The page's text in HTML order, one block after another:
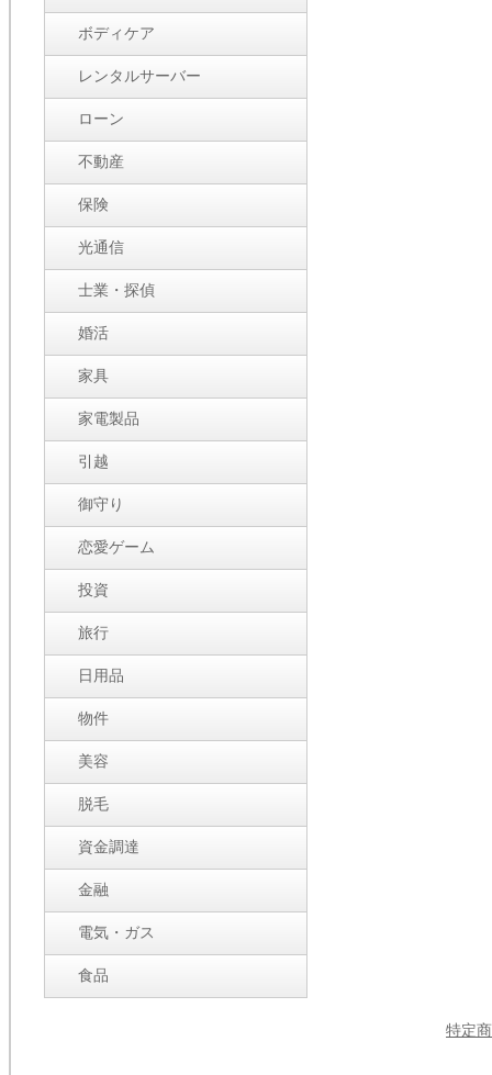
ボディケア
レンタルサーバー
ローン
不動産
保険
光通信
士業・探偵
婚活
家具
家電製品
引越
御守り
恋愛ゲーム
投資
旅行
日用品
物件
美容
脱毛
資金調達
金融
電気・ガス
食品
特定